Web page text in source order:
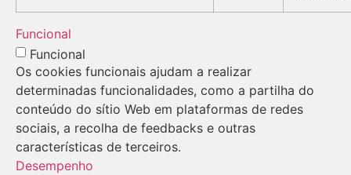
Funcional
Funcional
Os cookies funcionais ajudam a realizar
determinadas funcionalidades, como a partilha do
conteúdo do sítio Web em plataformas de redes
sociais, a recolha de feedbacks e outras
características de terceiros.
Desempenho